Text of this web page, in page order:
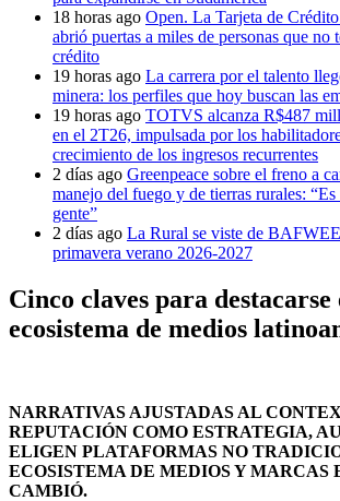
18 horas ago Open. La Tarjeta de
abrió puertas a miles de personas que no
crédito
19 horas ago La carrera por el talento
minera: los perfiles que hoy buscan las
19 horas ago TOTVS alcanza R$487
en el 2T26, impulsada por los
crecimiento de los ingresos recurrentes
2 días ago Greenpeace sobre el freno a
manejo del fuego y de tierras rurales:
gente”
2 días ago La Rural se viste de
primavera verano 2026-2027
Cinco claves para destacarse
ecosistema de medios
NARRATIVAS AJUSTADAS AL
REPUTACIÓN COMO ESTRATEGIA,
ELIGEN PLATAFORMAS NO
ECOSISTEMA DE MEDIOS Y MARCAS
CAMBIÓ.